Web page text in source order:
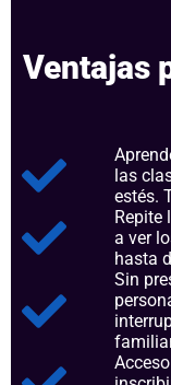
Ventajas
las
estés.
Repite
a ver
hasta
Sin